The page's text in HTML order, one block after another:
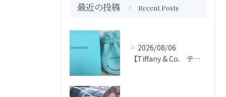
最近の投稿 Recent Posts
2026/08/06
【Tiffany & Co. ティファニー】買取 大吉盛岡店 アクセサリー買取しました！！